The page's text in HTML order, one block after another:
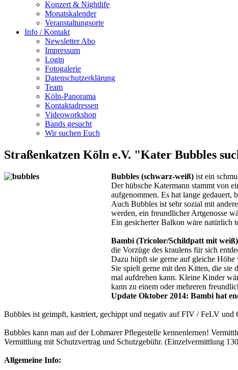
Konzert & Nightlife
Monatskalender
Veranstaltungsorte
Info / Kontakt
Newsletter Abo
Impressum
Login
Fotogalerie
Datenschutzerklärung
Team
Köln-Panorama
Kontaktadressen
Videoworkshop
Bands gesucht
Wir suchen Euch
Straßenkatzen Köln e.V. "Kater Bubbles
Bubbles (schwarz-weiß) ist ein
Der hübsche Katermann stammt von
aufgenommen. Es hat lange
Auch Bubbles ist sehr sozial mit
werden, ein freundlicher Artgenosse
Ein gesicherter Balkon wäre natürlich
Bambi (Tricolor/Schildpatt mit
die Vorzüge des kraulens für sich
Dazu hüpft sie gerne auf gleiche
Sie spielt gerne mit den Kitten, die sie
mal aufdrehen kann. Kleine Kinder
kann zu einem oder mehreren
Update Oktober 2014: Bambi hat
Bubbles ist geimpft, kastriert, gechippt und negativ auf FIV / FeLV und
Bubbles kann man auf der Lohmarer Pflegestelle kennenlernen!
Vermittlung mit Schutzvertrag und Schutzgebühr. (Einzelvermittlung
Allgemeine Info: